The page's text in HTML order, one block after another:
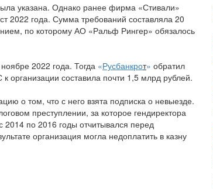
указана. Однако ранее фирма «Стивали»
2022 года. Сумма требований составляла 20
по которому АО «Ральф Рингер» обязалось
2022 года. Тогда «Русбанкрот» обратил
организации составила почти 1,5 млрд рублей.
о том, что с него взята подписка о невыезде.
преступлении, за которое гендиректора
2014 по 2016 годы отчитывался перед
организация могла недоплатить в казну